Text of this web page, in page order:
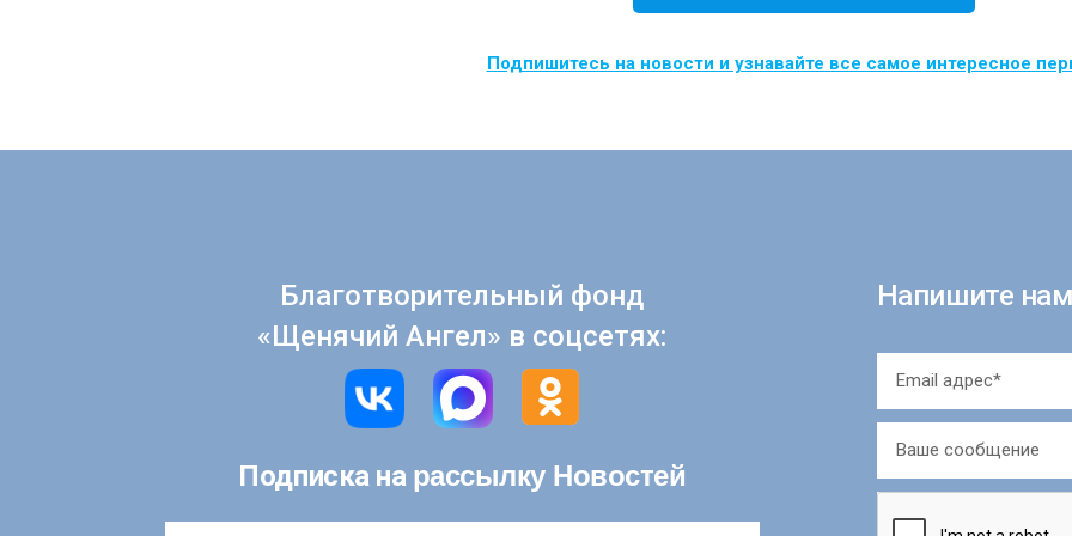
Подпишитесь на новости и узнавайте все самое интересное
Благотворительный фонд
«Щенячий Ангел» в соцсетях:
Подписка на рассылку Новостей
Напишите